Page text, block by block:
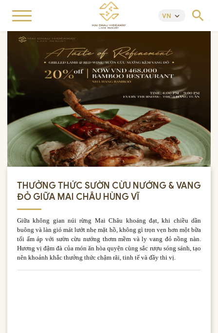
VN keyboard_arrow_down search
THƯỞNG THỨC SƯỜN CỪU NƯỚNG & VANG
ĐỎ GIỮA MAI CHÂU HÙNG VĨ
Giữa không gian núi rừng Mai Châu khoáng đạt, khi chiều dần
buông và làn gió mát lướt nhẹ mặt hồ, không gì trọn vẹn hơn một bữa
tối ấm áp với sườn cừu nướng thơm mềm và ly vang đỏ nồng nàn.
Hương vị đậm đà của món ăn hòa quyện cùng sắc rượu sóng sánh, tạo
nên khoảnh khắc thưởng thức chậm rãi, tinh tế và đầy thi vị.